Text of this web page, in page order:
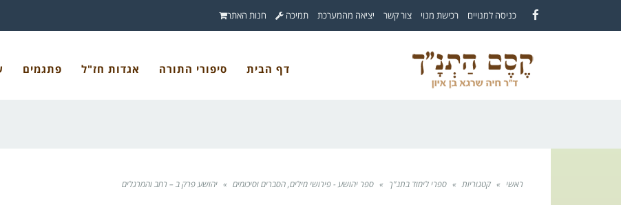
Facebook
כניסה למנויים רכישת מנוי צור קשר יציאה מהמערכת תמיכה חנות האתר
דף הבית סיפורי התורה אגדות חז"ל פתגמים
ראשי » קטגוריות » ספרי לימוד בתנ"ך » ספר יהושע - פירושי מילים, הסברים וסיכומים » יהושע פרק ב – רחב והמרגלים